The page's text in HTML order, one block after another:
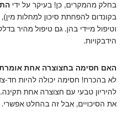
בחלק מהמקרים, כן! בעיקר על ידי
בקונדום להפחתת סיכון למחלות
וטיפול מיידי בהן. גם טיפול מהיר
הידבקויות.
האם חסימה בחצוצרה אחת
לא בהכרח! חסימה יכולה להיות חד-
להיריון טבעי עם חצוצרה אחת
את הסיכויים, אבל זה בהחלט אפשרי.